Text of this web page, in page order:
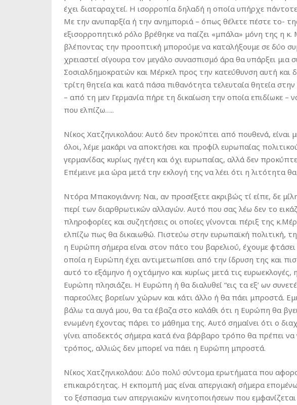
έχει διαταραχτεί. Η ισορροπία δηλαδή η οποία υπήρχε πάντοτε
Με την ανυπαρξία ή την ανημποριά – όπως θέλετε πέστε το-
εξισορροπητικό ρόλο βρέθηκε να παίζει «μπάλα» μόνη της η κ.
βλέποντας την προοπτική μπορούμε να καταλήξουμε σε δύο
χρειαστεί σίγουρα τον μεγάλο συνασπισμό άρα θα υπάρξει μια
Σοσιαλδημοκρατών και Μέρκελ προς την κατεύθυνση αυτή και
τρίτη θητεία και κατά πάσα πιθανότητα τελευταία θητεία
– από τη μεν Γερμανία πήρε τη δικαίωση την οποία επιδίωκε –
που ελπίζω…..
Νίκος Χατζηνικολάου: Αυτό δεν προκύπτει από πουθενά, είναι
όλοι, λέμε μακάρι να αποκτήσει και προφίλ ευρωπαίας
γερμανίδας κυρίως ηγέτη και όχι ευρωπαίας, αλλά δεν
Επέμεινε μια ώρα μετά την εκλογή της να λέει ότι η λιτότητα
Ντόρα Μπακογιάννη: Ναι, αν προσέξετε ακριβώς τί είπε, δε
περί των διαρθρωτικών αλλαγών. Αυτό που σας λέω δεν το
πληροφορίες και συζητήσεις οι οποίες γίνονται πέριξ της
ελπίζω πως θα δικαιωθώ. Πιστεύω στην ευρωπαϊκή πολιτική,
η Ευρώπη σήμερα είναι στον πάτο του βαρελιού, έχουμε
οποία η Ευρώπη έχει αντιμετωπίσει από την ίδρυση της και
αυτό το εξάμηνο ή οχτάμηνο και κυρίως μετά τις ευρωεκλογές,
Ευρώπη πλησιάζει. Η Ευρώπη ή θα διαλυθεί “εις τα εξ’ ων
παρεούλες βορείων χώρων και κάτι άλλο ή θα πάει μπροστά.
βάλω τα αυγά μου, θα τα έβαζα στο καλάθι ότι η Ευρώπη θα
ενωμένη έχοντας πάρει το μάθημα της. Αυτό σημαίνει ότι ο
γίνει αποδεκτός σήμερα κατά ένα βάρβαρο τρόπο θα πρέπει να
τρόπος, αλλιώς δεν μπορεί να πάει η Ευρώπη μπροστά.
Νίκος Χατζηνικολάου: Δύο πολύ σύντομα ερωτήματα που
επικαιρότητας. Η εκπομπή μας είναι απεργιακή σήμερα
το ξέσπασμα των απεργιακών κινητοποιήσεων που εμφανίζεται